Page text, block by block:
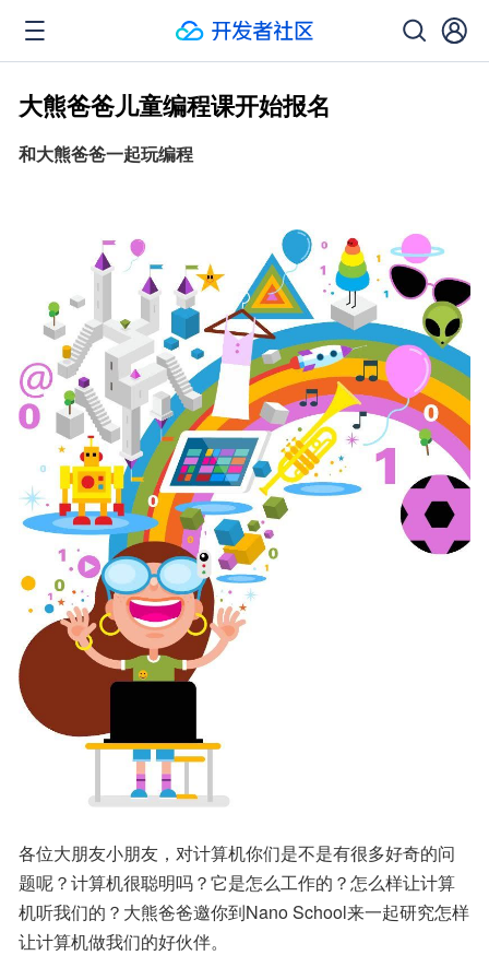
大熊爸爸儿童编程课开始报名
和大熊爸爸一起玩编程
各位大朋友小朋友，对计算机你们是不是有很多好奇的问
题呢？计算机很聪明吗？它是怎么工作的？怎么样让计算
机听我们的？大熊爸爸邀你到Nano School来一起研究怎样
让计算机做我们的好伙伴。